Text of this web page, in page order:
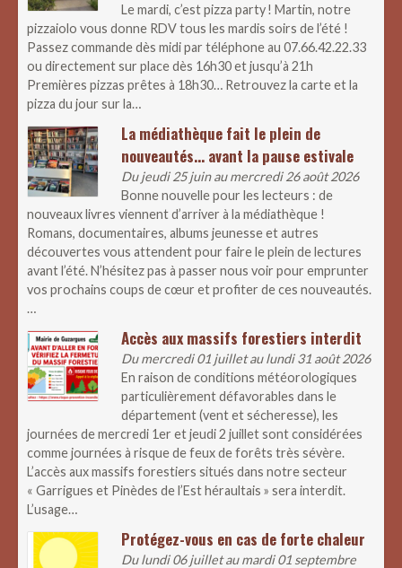
Le mardi, c’est pizza party ! Martin, notre
pizzaiolo vous donne RDV tous les mardis soirs de l’été !
Passez commande dès midi par téléphone au 07.66.42.22.33
ou directement sur place dès 16h30 et jusqu’à 21h
Premières pizzas prêtes à 18h30… Retrouvez la carte et la
pizza du jour sur la…
La médiathèque fait le plein de
nouveautés… avant la pause estivale
Du jeudi 25 juin au mercredi 26 août 2026
Bonne nouvelle pour les lecteurs : de
nouveaux livres viennent d’arriver à la médiathèque !
Romans, documentaires, albums jeunesse et autres
découvertes vous attendent pour faire le plein de lectures
avant l’été. N’hésitez pas à passer nous voir pour emprunter
vos prochains coups de cœur et profiter de ces nouveautés.
…
Accès aux massifs forestiers interdit
Du mercredi 01 juillet au lundi 31 août 2026
En raison de conditions météorologiques
particulièrement défavorables dans le
département (vent et sécheresse), les
journées de mercredi 1er et jeudi 2 juillet sont considérées
comme journées à risque de feux de forêts très sévère.
L’accès aux massifs forestiers situés dans notre secteur
« Garrigues et Pinèdes de l’Est héraultais » sera interdit.
L’usage…
Protégez-vous en cas de forte chaleur
Du lundi 06 juillet au mardi 01 septembre